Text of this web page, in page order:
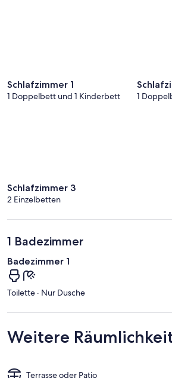
Schlafzimmer 1
1 Doppelbett und 1 Kinderbett 1
Schlafzimmer 3
2 Einzelbetten
1 Badezimmer
Badezimmer 1
Toilette · Nur Dusche
Weitere
Terrasse oder Patio